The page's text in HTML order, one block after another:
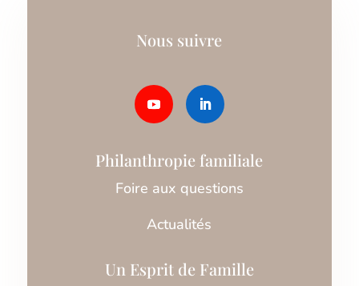
Nous suivre
Philanthropie familiale
Foire aux questions
Actualités
Un Esprit de Famille